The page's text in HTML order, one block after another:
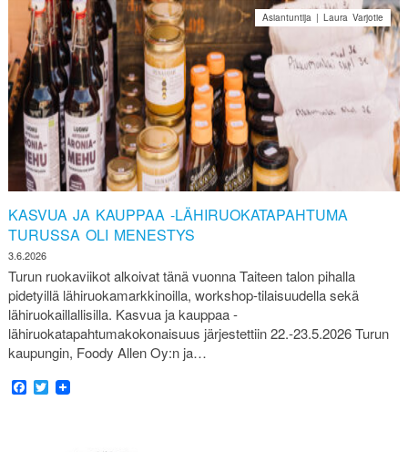
KASVUA JA KAUPPAA -LÄHIRUOKATAPAHTUMA
TURUSSA OLI MENESTYS
3.6.2026
Asiantuntija | Laura Varjotie
Turun ruokaviikot alkoivat tänä vuonna Taiteen talon pihalla
pidetyillä lähiruokamarkkinoilla, workshop-tilaisuudella sekä
lähiruokaillallisilla. Kasvua ja kauppaa -
lähiruokatapahtumakokonaisuus järjestettiin 22.-23.5.2026 Turun
kaupungin, Foody Allen Oy:n ja…
Facebook
Twitter